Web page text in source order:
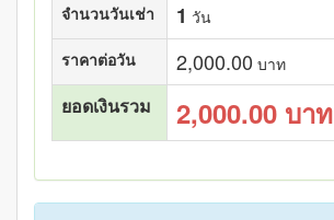
จำนวนวันเช่า 1 วัน
ราคาต่อวัน
2,000.00 บาท
ยอดเงินรวม 2,000.00 บาท